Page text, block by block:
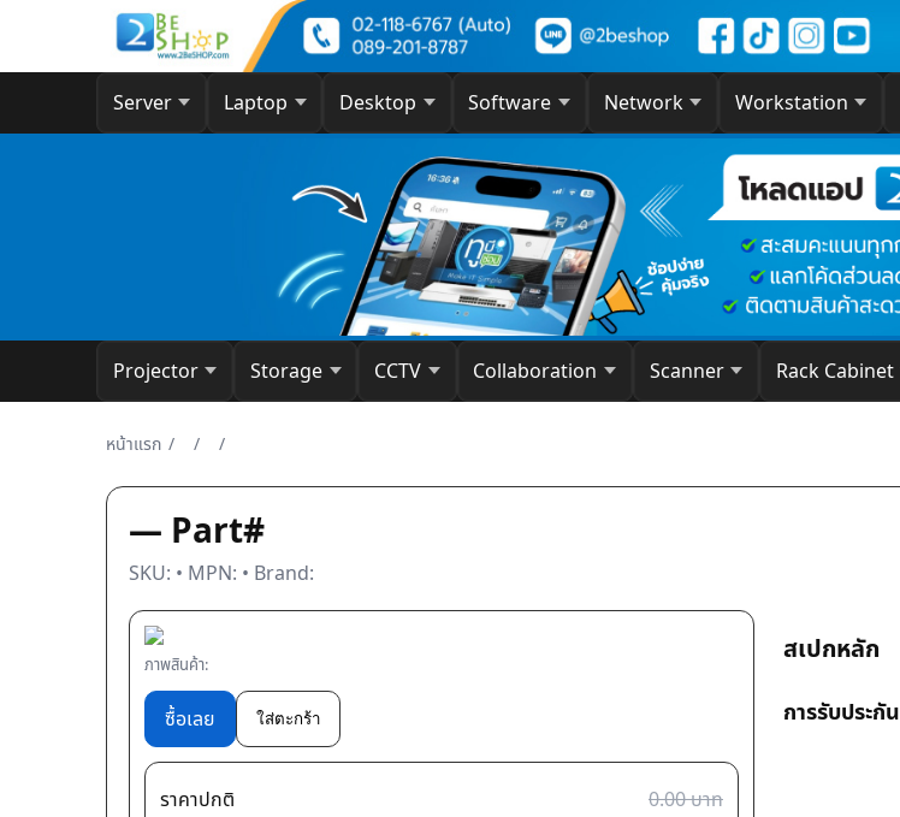
Server Laptop Desktop Software Network Workstation
Projector Storage CCTV Collaboration Scanner Rack Cabinet
หน้าแรก / / /
— Part#
SKU: • MPN: • Brand:
ภาพสินค้า:
ซื้อเลย ใส่ตะกร้า
ราคาปกติ 0.00 บาท
สเปกหลัก
การรับประกัน